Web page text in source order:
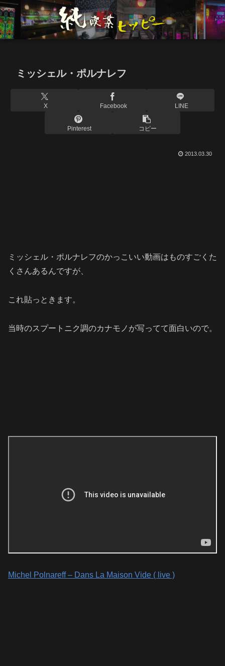
ミッシェル・ポルナレフ
X Facebook LINE
Pinterest コピー
2013.03.30
ミッシェル・ポルナレフのかっこいい動画はものすごくた
くさんあるんですが、
これ貼っときます。
当時のスプートニク調のカナモノが写ってて面白いので。
Michel Polnareff – Dans La Maison Vide ( live )